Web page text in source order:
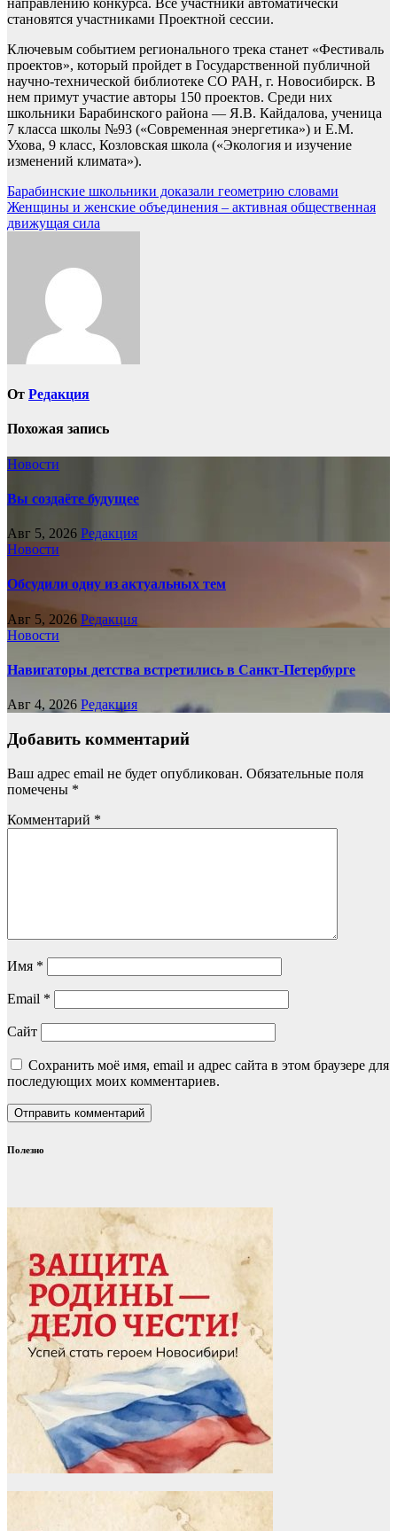
становятся участниками Проектной сессии.
Ключевым событием регионального трека станет «Фестиваль
проектов», который пройдет в Государственной публичной
научно-технической библиотеке СО РАН, г. Новосибирск. В
нем примут участие авторы 150 проектов. Среди них
школьники Барабинского района — Я.В. Кайдалова, ученица
7 класса школы №93 («Современная энергетика») и Е.М.
Ухова, 9 класс, Козловская школа («Экология и изучение
изменений климата»).
Навигация
по
Барабинские школьники доказали геометрию словами
Женщины и женские объединения – активная общественная
движущая сила
От Редакция
Похожая запись
Новости
Вы создаёте будущее
Авг 5, 2026 Редакция
Новости
Обсудили одну из актуальных тем
Авг 5, 2026 Редакция
Новости
Навигаторы детства встретились в Санкт-Петербурге
Авг 4, 2026 Редакция
Добавить комментарий
Ваш адрес email не будет опубликован. Обязательные поля
помечены *
Комментарий *
Имя *
Email *
Сайт
Сохранить моё имя, email и адрес сайта в этом браузере для
последующих моих комментариев.
Полезно